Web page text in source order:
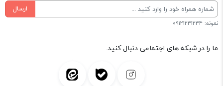
ارسال
نمونه: 09121231234
ما را در شبکه های اجتماعی دنبال کنید.